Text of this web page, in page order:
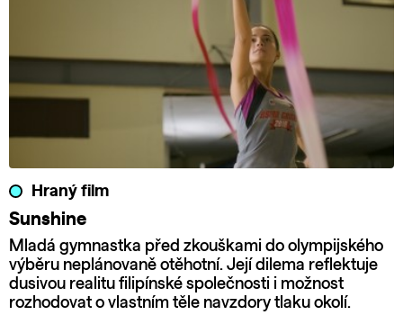
Hraný film
Sunshine
Mladá gymnastka před zkouškami do olympijského
výběru neplánovaně otěhotní. Její dilema reflektuje
dusivou realitu filipínské společnosti i možnost
rozhodovat o vlastním těle navzdory tlaku okolí.